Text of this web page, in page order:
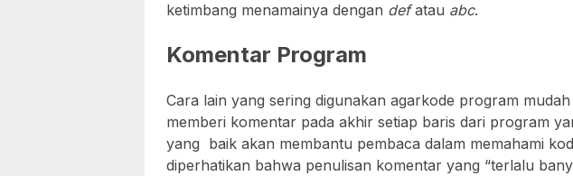
ketimbang menamainya dengan defatau abc.
Komentar Program
Cara lain yang sering digunakan agarkode program
memberi komentar pada akhir setiap baris dari program
yang baik akan membantu pembaca dalam memahami
diperhatikan bahwa penulisan komentar yang “terlalu